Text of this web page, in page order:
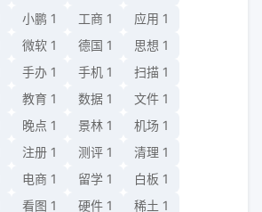
小鹏 1 工商 1 应用 1
微软 1 德国 1 思想 1
手办 1 手机 1 扫描 1
教育 1 数据 1 文件 1
晚点 1 景林 1 机场 1
注册 1 测评 1 清理 1
电商 1 留学 1 白板 1
看图 1 硬件 1 稀土 1